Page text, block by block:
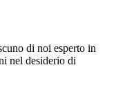
di noi esperto in
nel desiderio di